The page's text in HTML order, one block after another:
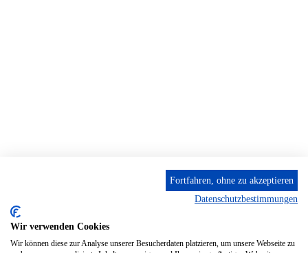
Fortfahren, ohne zu akzeptieren
Datenschutzbestimmungen
Wir verwenden Cookies
Wir können diese zur Analyse unserer Besucherdaten platzieren, um unsere Webseite zu